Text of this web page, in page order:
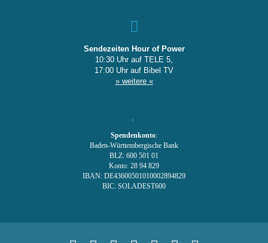
Sendezeiten Hour of Power
10:30 Uhr auf TELE 5,
17:00 Uhr auf Bibel TV
» weitere «
Spendenkonto:
Baden-Württembergische Bank
BLZ: 600 501 01
Konto: 28 94 829
IBAN: DE43600501010002894829
BIC: SOLADEST600